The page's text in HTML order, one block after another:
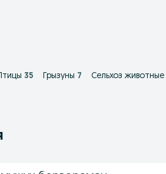
35 Грызуны 7 Сельхоз животные